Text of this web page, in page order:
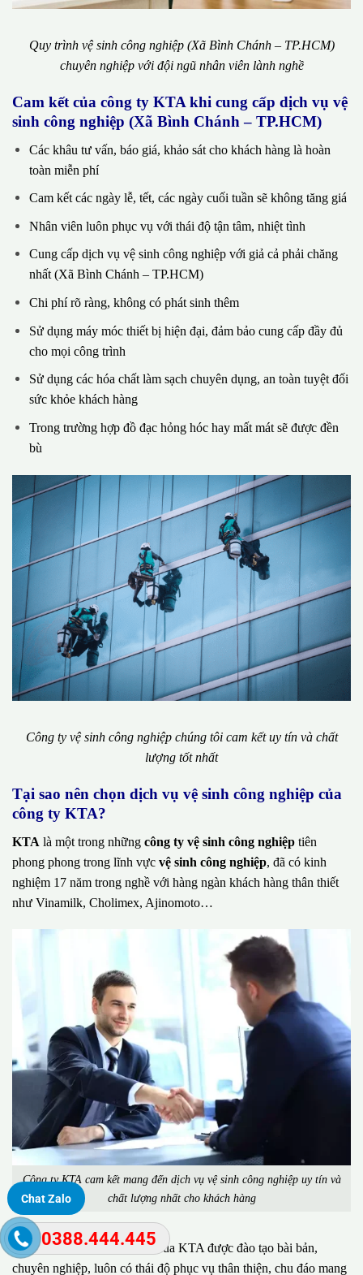
Quy trình vệ sinh công nghiệp (Xã Bình Chánh – TP.HCM)
chuyên nghiệp với đội ngũ nhân viên lành nghề
Cam kết của công ty KTA khi cung cấp dịch vụ vệ
sinh công nghiệp (Xã Bình Chánh – TP.HCM)
Các khâu tư vấn, báo giá, khảo sát cho khách hàng là hoàn
toàn miễn phí
Cam kết các ngày lễ, tết, các ngày cuối tuần sẽ không tăng giá
Nhân viên luôn phục vụ với thái độ tận tâm, nhiệt tình
Cung cấp dịch vụ vệ sinh công nghiệp với giả cả phải chăng
nhất (Xã Bình Chánh – TP.HCM)
Chi phí rõ ràng, không có phát sinh thêm
Sử dụng máy móc thiết bị hiện đại, đảm bảo cung cấp đầy đủ
cho mọi công trình
Sử dụng các hóa chất làm sạch chuyên dụng, an toàn tuyệt đối
sức khỏe khách hàng
Trong trường hợp đồ đạc hỏng hóc hay mất mát sẽ được đền
bù
Công ty vệ sinh công nghiệp chúng tôi cam kết uy tín và chất
lượng tốt nhất
Tại sao nên chọn dịch vụ vệ sinh công nghiệp của
công ty KTA?
KTA là một trong những công ty vệ sinh công nghiệp tiên
phong phong trong lĩnh vực vệ sinh công nghiệp, đã có kinh
nghiệm 17 năm trong nghề với hàng ngàn khách hàng thân thiết
như Vinamilk, Cholimex, Ajinomoto…
Công ty KTA cam kết mang đến dịch vụ vệ sinh công nghiệp uy tín và
chất lượng nhất cho khách hàng
Đặc biệt, đội ngũ nhân viên của KTA được đào tạo bài bản,
chuyên nghiệp, luôn có thái độ phục vụ thân thiện, chu đáo mang
Chat Zalo
0388.444.445